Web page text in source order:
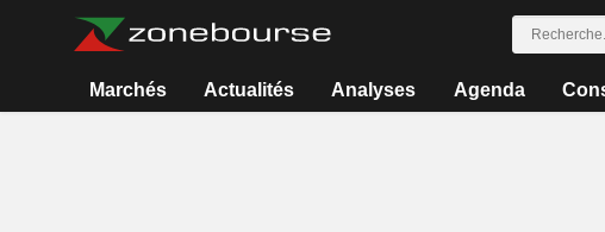
Marchés Actualités Analyses Agenda